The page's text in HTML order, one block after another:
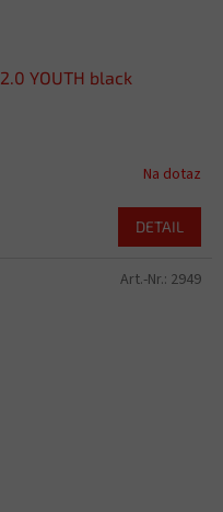
YOUTH black
Na dotaz
DETAIL
Art.-Nr.: 2949